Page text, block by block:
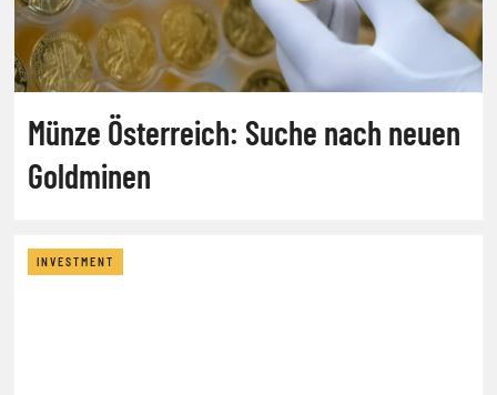
Münze Österreich: Suche nach neuen
Goldminen
INVESTMENT